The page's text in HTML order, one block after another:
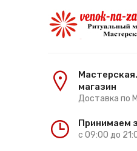
магазин
Доставка по
Принимаем
с 09:00 до